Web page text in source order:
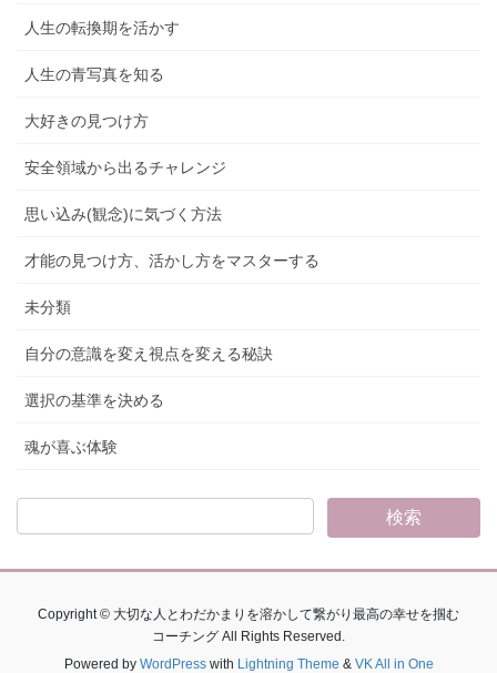
人生の転換期を活かす
人生の青写真を知る
大好きの見つけ方
安全領域から出るチャレンジ
思い込み(観念)に気づく方法
才能の見つけ方、活かし方をマスターする
未分類
自分の意識を変え視点を変える秘訣
選択の基準を決める
魂が喜ぶ体験
Copyright © 大切な人とわだかまりを溶かして繋がり最高の幸せを掴む
コーチング All Rights Reserved.
Powered by WordPresswith Lightning Theme & VK All in One